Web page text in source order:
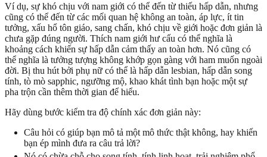
Ví dụ, sự khó chịu với nam giới có thể đến từ thiếu hấp dẫn, nhưng
cũng có thể đến từ các mối quan hệ không an toàn, áp lực, ít tin
tưởng, xấu hổ tôn giáo, sang chấn, khó chịu về giới hoặc đơn giản là
chưa gặp đúng người. Thích nam giới hư cấu có thể nghĩa là
khoảng cách khiến sự hấp dẫn cảm thấy an toàn hơn. Nó cũng có
thể nghĩa là tưởng tượng không khớp gọn gàng với ham muốn ngoài
đời. Bị thu hút bởi phụ nữ có thể là hấp dẫn lesbian, hấp dẫn song
tính, tò mò sapphic, ngưỡng mộ, khao khát tình bạn hoặc một sự
pha trộn cần thêm thời gian để hiểu.
Hãy dùng bước kiểm tra độ chính xác đơn giản này:
Câu hỏi có giúp bạn mô tả một mô thức thật không, hay khiến
bạn ép mình đưa ra câu trả lời?